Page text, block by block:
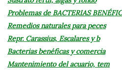
Problemas de BACTERIAS BENÉFIC
Remedios naturales para peces
Repr. Carassius, Escalares y b
Bacterias benéficas y comercia
Mantenimiento del acuario, tem